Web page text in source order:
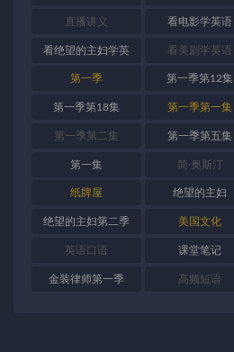
直播讲义 看电影学英语
看绝望的主妇学英
语
看美剧学英语
第一季 第一季第12集
第一季第18集 第一季第一集
第一季第二集 第一季第五集
第一集 简·奥斯汀
纸牌屋 绝望的主妇
绝望的主妇第二季 美国文化
英语口语 课堂笔记
金装律师第一季 高频短语